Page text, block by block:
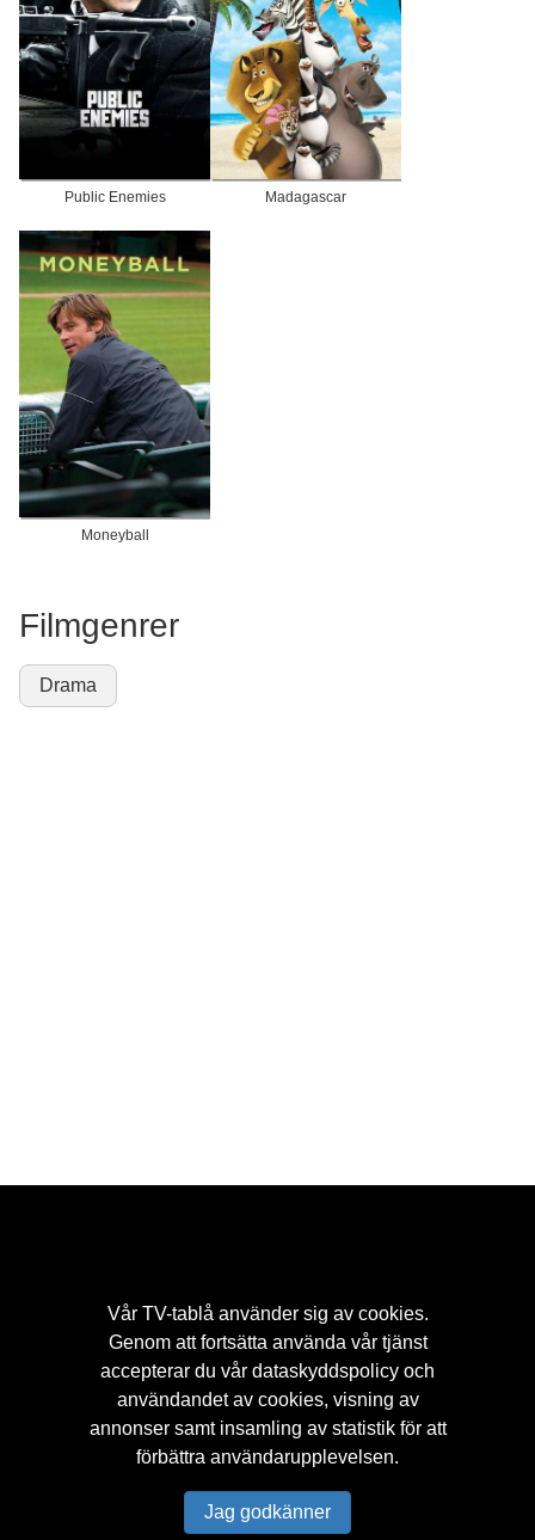
Public Enemies Madagascar
Moneyball
Filmgenrer
Drama
Populärt Streaming Kontakt
Tv-tips
Dataskyddspolicy
Vår TV-tablå använder sig av cookies.
Genom att fortsätta använda vår tjänst
accepterar du vår dataskyddspolicy och
användandet av cookies, visning av
annonser samt insamling av statistik för att
förbättra användarupplevelsen.
Jag godkänner